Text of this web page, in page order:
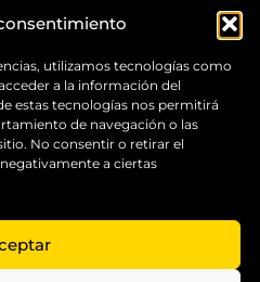
utilizamos tecnologías como
a la información del
estas tecnologías nos permitirá
de navegación o las
No consentir o retirar el
a ciertas
de contacto
Mapa del
sitio